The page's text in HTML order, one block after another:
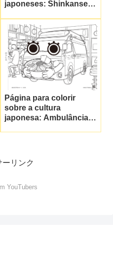
japoneses: Shinkansen
Página para colorir
sobre a cultura
japonesa: Ambulância
ーリンク
YouTubers